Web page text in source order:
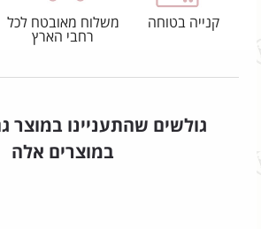
קנייה בטוחה
משלוח מאובטח לכל
רחבי הארץ
גולשים שהתעניינו במוצר
במוצרים אלה